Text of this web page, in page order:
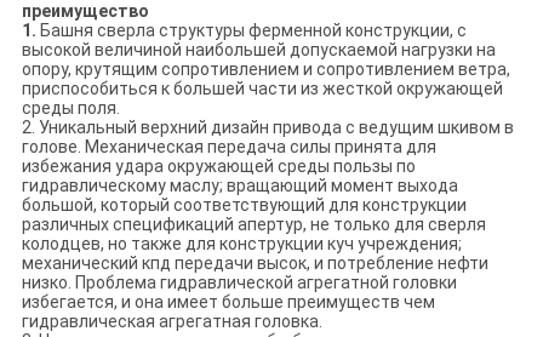
преимущество
1. Башня сверла структуры ферменной конструкции, с
высокой величиной наибольшей допускаемой нагрузки на
опору, крутящим сопротивлением и сопротивлением ветра,
приспособиться к большей части из жесткой окружающей
среды поля.
2. Уникальный верхний дизайн привода с ведущим шкивом в
голове. Механическая передача силы принята для
избежания удара окружающей среды пользы по
гидравлическому маслу; вращающий момент выхода
большой, который соответствующий для конструкции
различных спецификаций апертур, не только для сверля
колодцев, но также для конструкции куч учреждения;
механический кпд передачи высок, и потребление нефти
низко. Проблема гидравлической агрегатной головки
избегается, и она имеет больше преимуществ чем
гидравлическая агрегатная головка.